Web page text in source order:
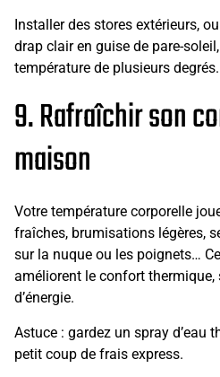
Installer des stores extérieurs,
drap clair en guise de pare-
température de plusieurs degrés.
9. Rafraîchir son
maison
Votre température corporelle
fraîches, brumisations légères,
sur la nuque ou les poignets…
améliorent le confort
d’énergie.
Astuce : gardez un spray d’eau
petit coup de frais express.